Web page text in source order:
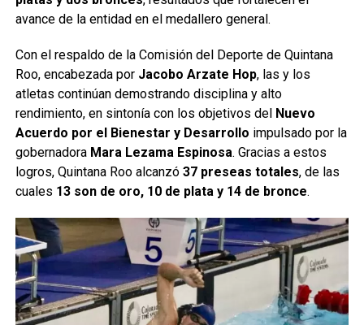
avance de la entidad en el medallero general.
Con el respaldo de la Comisión del Deporte de Quintana
Roo, encabezada por Jacobo Arzate Hop, las y los
atletas continúan demostrando disciplina y alto
rendimiento, en sintonía con los objetivos del Nuevo
Acuerdo por el Bienestar y Desarrollo impulsado por la
gobernadora Mara Lezama Espinosa. Gracias a estos
logros, Quintana Roo alcanzó 37 preseas totales, de las
cuales 13 son de oro, 10 de plata y 14 de bronce.